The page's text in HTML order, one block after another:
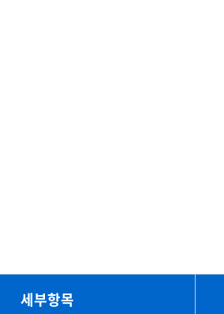
세부항목